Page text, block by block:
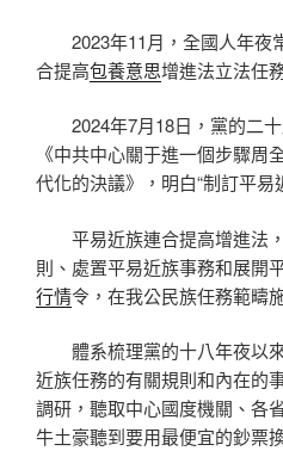
2023年11月，全國人年夜
合提高包養意思增進法立法任
2024年7月18日，黨的二十
《中共中心關于進一個步驟周
代化的決議》，明白“制訂平易
平易近族連合提高增進法
則、處置平易近族事務和展開
行情令，在我公民族任務範疇
體系梳理黨的十八年夜以
近族任務的有關規則和內在的
調研，聽取中心國度機關、
牛土豪聽到要用最便宜的鈔票